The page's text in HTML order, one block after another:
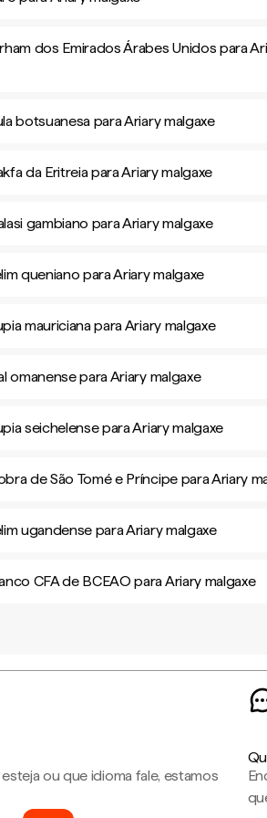
dos Emirados Árabes Unidos para
botsuanesa para Ariary malgaxe
da Eritreia para Ariary malgaxe
gambiano para Ariary malgaxe
queniano para Ariary malgaxe
mauriciana para Ariary malgaxe
omanense para Ariary malgaxe
seichelense para Ariary malgaxe
de São Tomé e Príncipe para Ariary
ugandense para Ariary malgaxe
CFA de BCEAO para Ariary malgaxe
ou que idioma fale, estamos